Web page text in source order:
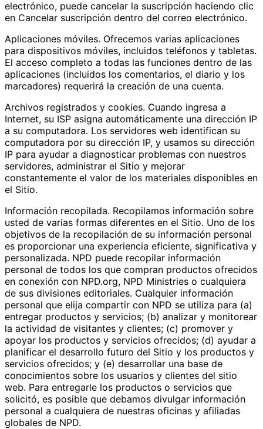
electrónico, puede cancelar la suscripción haciendo clic
en Cancelar suscripción dentro del correo electrónico.
Aplicaciones móviles. Ofrecemos varias aplicaciones
para dispositivos móviles, incluidos teléfonos y tabletas.
El acceso completo a todas las funciones dentro de las
aplicaciones (incluidos los comentarios, el diario y los
marcadores) requerirá la creación de una cuenta.
Archivos registrados y cookies. Cuando ingresa a
Internet, su ISP asigna automáticamente una dirección IP
a su computadora. Los servidores web identifican su
computadora por su dirección IP, y usamos su dirección
IP para ayudar a diagnosticar problemas con nuestros
servidores, administrar el Sitio y mejorar
constantemente el valor de los materiales disponibles en
el Sitio.
Información recopilada. Recopilamos información sobre
usted de varias formas diferentes en el Sitio. Uno de los
objetivos de la recopilación de su información personal
es proporcionar una experiencia eficiente, significativa y
personalizada. NPD puede recopilar información
personal de todos los que compran productos ofrecidos
en conexión con NPD.org, NPD Ministries o cualquiera
de sus divisiones editoriales. Cualquier información
personal que elija compartir con NPD se utiliza para (a)
entregar productos y servicios; (b) analizar y monitorear
la actividad de visitantes y clientes; (c) promover y
apoyar los productos y servicios ofrecidos; (d) ayudar a
planificar el desarrollo futuro del Sitio y los productos y
servicios ofrecidos; y (e) desarrollar una base de
conocimientos sobre los usuarios y clientes del sitio
web. Para entregarle los productos o servicios que
solicitó, es posible que debamos divulgar información
personal a cualquiera de nuestras oficinas y afiliadas
globales de NPD.